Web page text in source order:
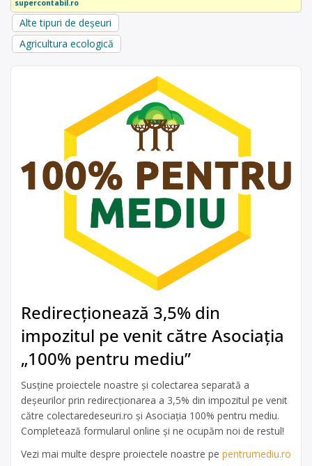
supercontabil.ro
Alte tipuri de deșeuri
Agricultura ecologică
Redirecționează 3,5% din
impozitul pe venit către Asociația
„100% pentru mediu”
Susține proiectele noastre și colectarea separată a
deșeurilor prin redirecționarea a 3,5% din impozitul pe venit
către colectaredeseuri.ro și Asociația 100% pentru mediu.
Completează formularul online și ne ocupăm noi de restul!
Vezi mai multe despre proiectele noastre pe pentrumediu.ro